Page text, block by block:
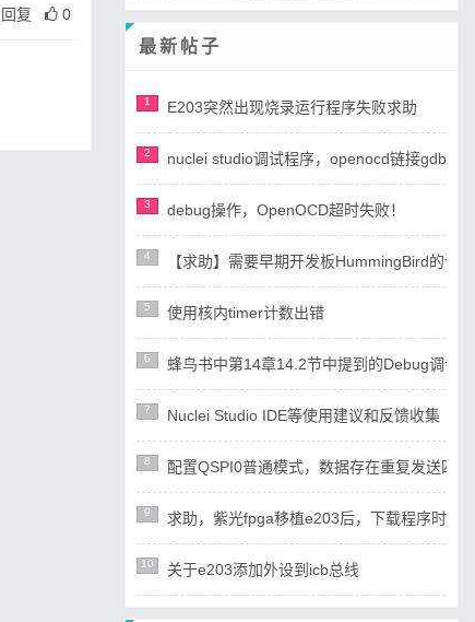
回复 0
最新帖子
1 E203突然出现烧录运行程序失败求助
2 nuclei studio调试程序，openocd链接gdb失
3 debug操作，OpenOCD超时失败！
4 【求助】需要早期开发板HummingBird的详
5 使用核内timer计数出错
6 蜂鸟书中第14章14.2节中提到的Debug调试
7 Nuclei Studio IDE等使用建议和反馈收集
8 配置QSPI0普通模式，数据存在重复发送四
9 求助，紫光fpga移植e203后，下载程序时
10 关于e203添加外设到icb总线